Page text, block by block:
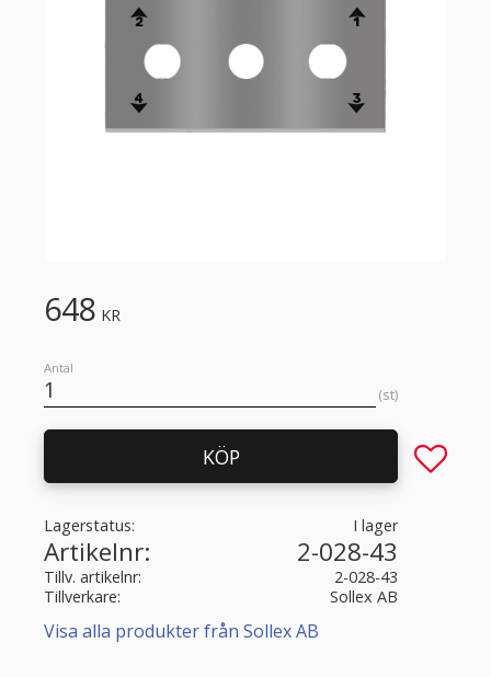
648 KR
Antal
st
KÖP Lägg till
Lagerstatus I lager
Artikelnr 2-028-43
Tillv. artikelnr
2-028-43
Tillverkare
Sollex AB
Visa alla produkter från Sollex AB